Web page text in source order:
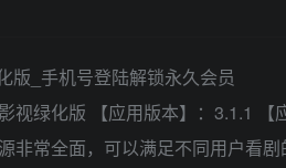
视绿化版 【应用版本】：3.1.1
非常全面，可以满足不同用户看剧